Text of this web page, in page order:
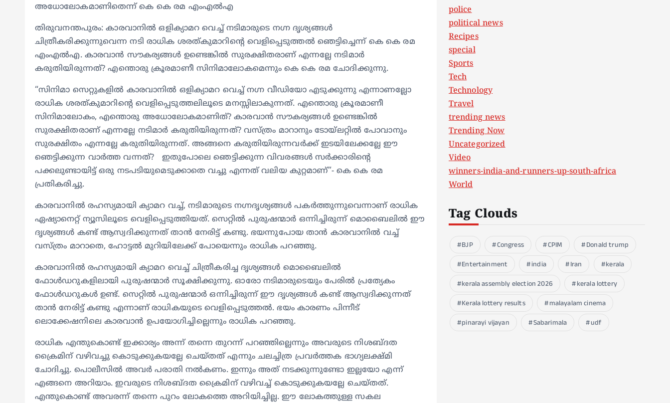
അധോലോകമാണിതെന്ന് കെ കെ രമ എംഎൽഎ
തിരുവനന്തപുരം: കാരവാനിൽ ഒളിക്യാമറ വെച്ച് നടിമാരുടെ നഗ്ന ദൃശ്യങ്ങൾ
ചിത്രീകരിക്കുന്നുവെന്ന നടി രാധിക ശരത്കുമാറിന്‍റെ വെളിപ്പെടുത്തൽ ഞെട്ടിച്ചെന്ന് കെ കെ രമ
എംഎൽഎ. കാരവാൻ സൗകര്യങ്ങൾ ഉണ്ടെങ്കിൽ സുരക്ഷിതരാണ് എന്നല്ലേ നടിമാർ
കരുതിയിരുന്നത്? എന്തൊരു ക്രൂരമാണീ സിനിമാലോകമെന്നും കെ കെ രമ ചോദിക്കുന്നു.
“സിനിമാ സെറ്റുകളിൽ കാരവാനിൽ ഒളിക്യാമറ വെച്ച് നഗ്ന വീഡിയോ എടുക്കുന്നു എന്നാണല്ലോ
രാധിക ശരത്കുമാറിന്‍റെ വെളിപ്പെടുത്തലിലൂടെ മനസ്സിലാകുന്നത്. എന്തൊരു ക്രൂരമാണീ
സിനിമാലോകം, എന്തൊരു അധോലോകമാണിത്? കാരവാൻ സൗകര്യങ്ങൾ ഉണ്ടെങ്കിൽ
സുരക്ഷിതരാണ് എന്നല്ലേ നടിമാർ കരുതിയിരുന്നത്? വസ്ത്രം മാറാനും ടോയ്‍ലറ്റിൽ പോവാനും
സുരക്ഷിതം എന്നല്ലേ കരുതിയിരുന്നത്. അങ്ങനെ കരുതിയിരുന്നവർക്ക് ഇടയിലേക്കല്ലേ ഈ
ഞെട്ടിക്കുന്ന വാർത്ത വന്നത്? ഇതുപോലെ ഞെട്ടിക്കുന്ന വിവരങ്ങൾ സർക്കാരിന്‍റെ
പക്കലുണ്ടായിട്ട് ഒരു നടപടിയുമെടുക്കാതെ വച്ചു എന്നത് വലിയ കുറ്റമാണ്”- കെ കെ രമ
പ്രതികരിച്ചു.
കാരവാനിൽ രഹസ്യമായി ക്യാമറ വച്ച്, നടിമാരുടെ നഗ്നദൃശ്യങ്ങൾ പകർത്തുന്നുവെന്നാണ് രാധിക
ഏഷ്യാനെറ്റ് ന്യൂസിലൂടെ വെളിപ്പെടുത്തിയത്. സെറ്റിൽ പുരുഷന്മാർ ഒന്നിച്ചിരുന്ന് മൊബൈലിൽ ഈ
ദൃശ്യങ്ങൾ കണ്ട് ആസ്വദിക്കുന്നത് താൻ നേരിട്ട് കണ്ടു. ഭയന്നുപോയ താൻ കാരവാനിൽ വച്ച്
വസ്ത്രം മാറാതെ, ഹോട്ടൽ മുറിയിലേക്ക് പോയെന്നും രാധിക പറഞ്ഞു.
കാരവാനിൽ രഹസ്യമായി ക്യാമറ വെച്ച് ചിത്രീകരിച്ച ദൃശ്യങ്ങള്‍ മൊബൈലില്‍
ഫോള്‍ഡറുകളിലായി പുരുഷന്മാര്‍ സൂക്ഷിക്കുന്നു. ഓരോ നടിമാരുടെയും പേരില്‍ പ്രത്യേകം
ഫോള്‍ഡറുകള്‍ ഉണ്ട്. സെറ്റില്‍ പുരുഷന്മാര്‍ ഒന്നിച്ചിരുന്ന് ഈ ദൃശ്യങ്ങള്‍ കണ്ട് ആസ്വദിക്കുന്നത്
താന്‍ നേരിട്ട് കണ്ടു എന്നാണ് രാധികയുടെ വെളിപ്പെടുത്തല്‍. ഭയം കാരണം പിന്നീട്
ലൊക്കേഷനിലെ കാരവാന്‍ ഉപയോഗിച്ചില്ലെന്നും രാധിക പറഞ്ഞു.
രാധിക എന്തുകൊണ്ട് ഇക്കാര്യം അന്ന് തന്നെ തുറന്ന് പറഞ്ഞില്ലെന്നും അവരുടെ നിശബ്ദത
ക്രൈമിന് വഴിവച്ചു കൊടുക്കുകയല്ലേ ചെയ്തത് എന്നും ചലച്ചിത്ര പ്രവർത്തക ഭാ​ഗ്യലക്ഷ്മി
ചോദിച്ചു. പൊലീസിൽ അവർ പരാതി നൽകണം. ഇന്നും അത് നടക്കുന്നുണ്ടോ ഇല്ലയോ എന്ന്
എങ്ങനെ അറിയാം. ഇവരുടെ നിശബ്ദത ക്രൈമിന് വഴിവച്ച് കൊടുക്കുകയല്ലേ ചെയ്തത്.
എന്തുകൊണ്ട് അവരന്ന് തന്നെ പുറം ലോകത്തെ അറിയിച്ചില്ല. ഈ ലോകത്തുള്ള സകല
police
political news
Recipes
special
Sports
Tech
Technology
Travel
trending news
Trending Now
Uncategorized
Video
winners-india-and-runners-up-south-africa
World
Tag Clouds
BJP Congress CPIM
Donald trump
Entertainment
india Iran
kerala
kerala assembly election 2026
kerala lottery
Kerala lottery results
malayalam cinema
pinarayi vijayan
Sabarimala udf